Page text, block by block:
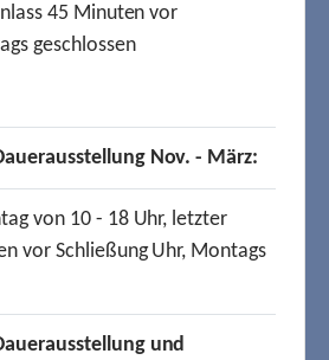
45 Minuten vor
geschlossen
Nov. - März:
von 10 - 18 Uhr, letzter
vor Schließung Uhr, Montags
und